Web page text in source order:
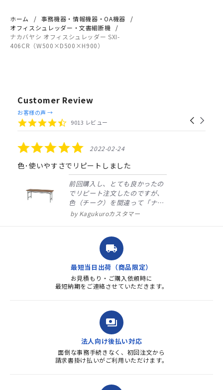
ホーム
事務機器・情報機器・OA機器
オフィスシュレッダー・文書細断機
ナカバヤシ オフィスシュレッダー SXI-
406CR（W500×D500×H900）
Customer Review
Reviews
carousel
Carousel
arrows
4.4
star
9013 レビュー
お客様の声 →
5.0
star
rating
2022-02-24
色･使いやすさでリピートしました
前回購入し、とても良かったの
でリピート注文したのですが、
色（チーク）を間違って「ナチ
ュラル」としてしまいました。
ました。商品到着も早く、品
質・使いやすさで満足していま
す。また、リピートするときは
よろしくお...
Kagukuroカスタマー
local_shipping
最短当日出荷（商品限定）
お見積もり・ご購入依頼時に
最短納期をご連絡させていただきます。
payments
法人向け後払い対応
面倒な事務手続きなく、初回注文から
請求書掛け払いがご利用いただけます。